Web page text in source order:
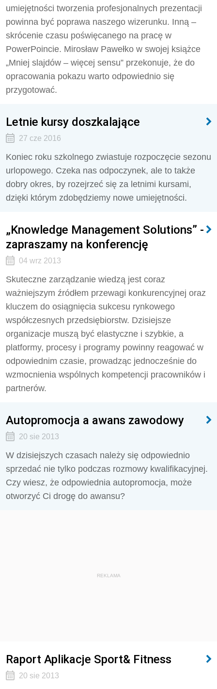
umiejętności tworzenia profesjonalnych prezentacji
powinna być poprawa naszego wizerunku. Inną –
skrócenie czasu poświęcanego na pracę w
PowerPoincie. Mirosław Pawełko w swojej książce
„Mniej slajdów – więcej sensu” przekonuje, że do
opracowania pokazu warto odpowiednio się
przygotować.
Letnie kursy doszkalające
27 cze 2016
Koniec roku szkolnego zwiastuje rozpoczęcie sezonu
urlopowego. Czeka nas odpoczynek, ale to także
dobry okres, by rozejrzeć się za letnimi kursami,
dzięki którym zdobędziemy nowe umiejętności.
„Knowledge Management Solutions” -
zapraszamy na konferencję
04 wrz 2013
Skuteczne zarządzanie wiedzą jest coraz
ważniejszym źródłem przewagi konkurencyjnej oraz
kluczem do osiągnięcia sukcesu rynkowego
współczesnych przedsiębiorstw. Dzisiejsze
organizacje muszą być elastyczne i szybkie, a
platformy, procesy i programy powinny reagować w
odpowiednim czasie, prowadząc jednocześnie do
wzmocnienia wspólnych kompetencji pracowników i
partnerów.
Autopromocja a awans zawodowy
20 sie 2013
W dzisiejszych czasach należy się odpowiednio
sprzedać nie tylko podczas rozmowy kwalifikacyjnej.
Czy wiesz, że odpowiednia autopromocja, może
otworzyć Ci drogę do awansu?
REKLAMA
Raport Aplikacje Sport& Fitness
20 sie 2013